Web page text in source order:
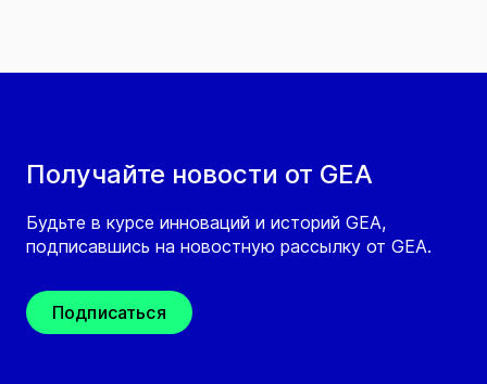
Получайте новости от GEA
Будьте в курсе инноваций и историй GEA,
подписавшись на новостную рассылку от GEA.
Подписаться